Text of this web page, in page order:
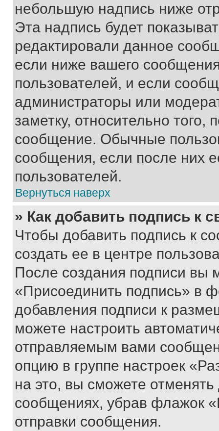
небольшую надпись ниже
Эта надпись будет
редактировали данное
если ниже вашего
пользователей, и если
администраторы или
заметку, относительно
сообщение. Обычные
сообщения, если после них
пользователей.
Вернуться наверх
» Как добавить подпись к
Чтобы добавить подпись к
создать ее в центре
После создания подписи вы
«Присоединить подпись» в
добавления подписи к
можете настроить
отправляемым вами
опцию в группе настроек
на это, вы сможете
сообщениях, убрав флажок
отправки сообщения.